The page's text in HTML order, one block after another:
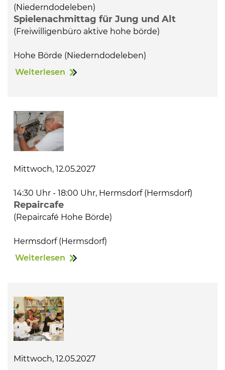
(Niederndodeleben)
Spielenachmittag für Jung und Alt
(Freiwilligenbüro aktive hohe börde)
Hohe Börde (Niederndodeleben)
Weiterlesen
Mittwoch, 12.05.2027
14:30 Uhr - 18:00 Uhr, Hermsdorf (Hermsdorf)
Repaircafe
(Repaircafé Hohe Börde)
Hermsdorf (Hermsdorf)
Weiterlesen
Mittwoch, 12.05.2027